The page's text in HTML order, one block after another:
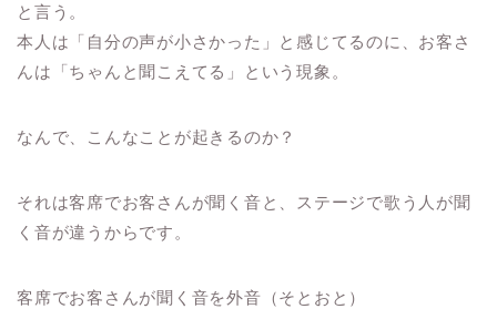
と言う。
本人は「自分の声が小さかった」と感じてるのに、お客さ
んは「ちゃんと聞こえてる」という現象。
なんで、こんなことが起きるのか？
それは客席でお客さんが聞く音と、ステージで歌う人が聞
く音が違うからです。
客席でお客さんが聞く音を外音（そとおと）